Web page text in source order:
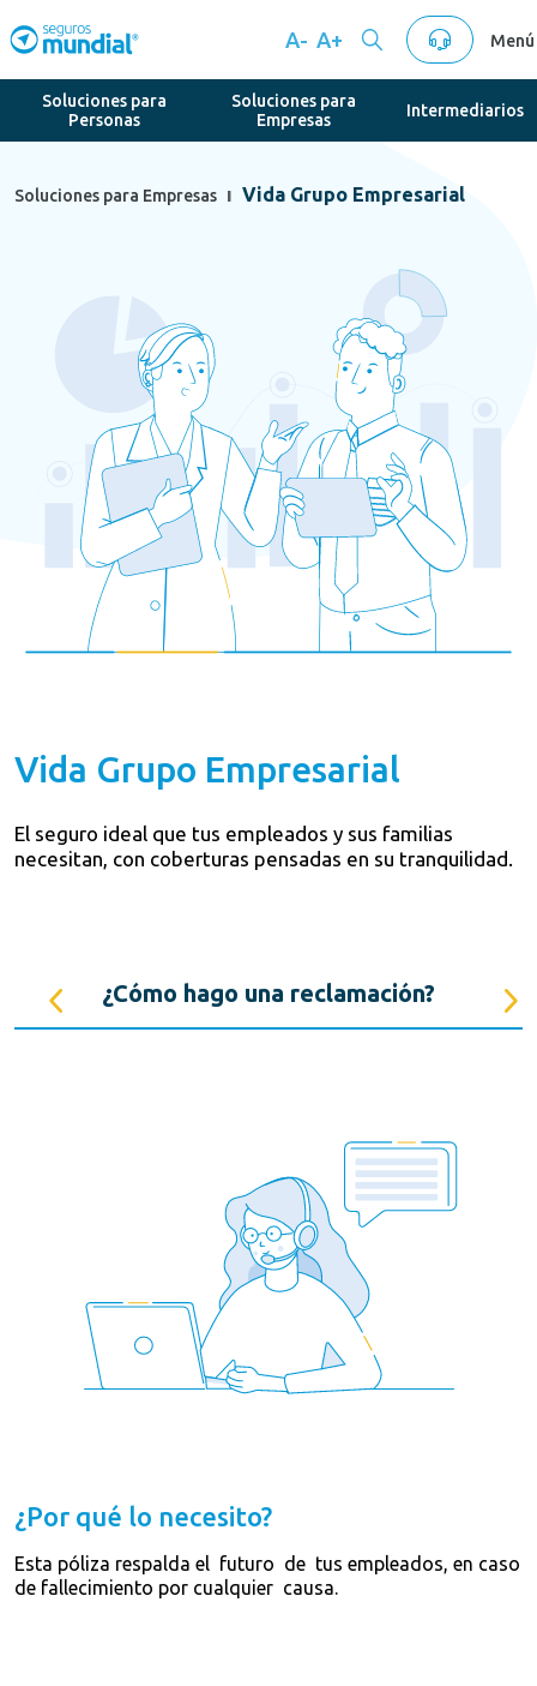
A- A+ Menú
Soluciones para
Personas
Soluciones para
Empresas
Intermediarios
Soluciones para Empresas Vida Grupo Empresarial
Vida Grupo Empresarial
El seguro ideal que tus empleados y sus familias
necesitan, con coberturas pensadas en su tranquilidad.
¿Cómo hago una reclamación?
¿Por qué lo necesito?
Esta póliza respalda el futuro de tus empleados, en caso
de fallecimiento por cualquier causa.